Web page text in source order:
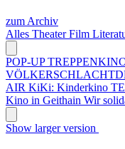
zum Archiv
Alles TheaterFilm
POP-UP
AIR KiKi: Kinderkino
Kino in Geithain Wir
Show larger version